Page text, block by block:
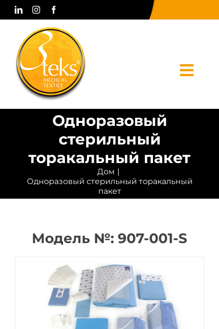
Skip
Дом
корпоративный
Продукты
Печатные СМИ
Каталог
Одноразовый
стерильный
торакальный пакет
Дом
Одноразовый стерильный торакальный
пакет
Модель №: 907-001-S